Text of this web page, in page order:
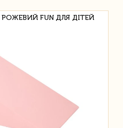
РОЖЕВИЙ FUN ДЛЯ ДІТЕЙ